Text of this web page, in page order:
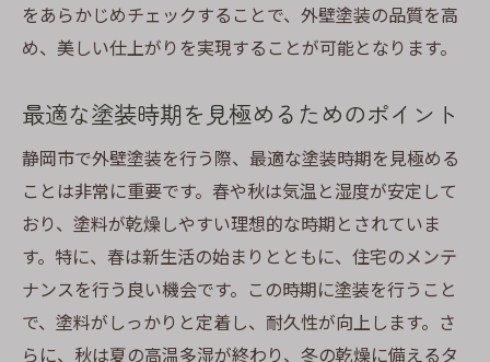
をあらかじめチェックすることで、外壁塗装の品質を高
め、美しい仕上がりを実現することが可能となります。
最適な塗装時期を見極めるためのポイント
静岡市で外壁塗装を行う際、最適な塗装時期を見極める
ことは非常に重要です。春や秋は気温と湿度が安定して
おり、塗料が乾燥しやすい理想的な時期とされていま
す。特に、春は新生活の始まりとともに、住宅のメンテ
ナンスを行う良い機会です。この時期に塗装を行うこと
で、塗料がしっかりと定着し、耐久性が向上します。さ
らに、秋は夏の高温多湿が終わり、冬の乾燥に備えるタ